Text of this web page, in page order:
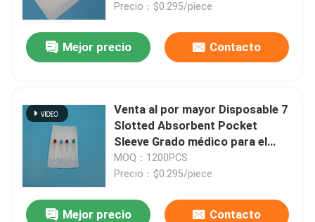
Productos
Precio：$0.295/piece
Mejor precio Contacto
Venta al por mayor Disposable 7
Slotted Absorbent Pocket
Sleeve Grado médico para el
transporte de muestras
MOQ：1200PCS
Precio：$0.295/piece
Mejor precio Contacto